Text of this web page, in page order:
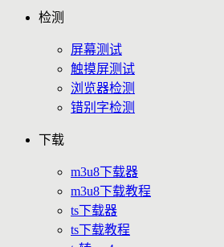
检测
屏幕测试
触摸屏测试
浏览器检测
错别字检测
下载
m3u8下载器
m3u8下载教程
ts下载器
ts下载教程